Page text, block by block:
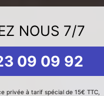
NOUS 7/7
09 09 92
privée à tarif spécial de 15€ TTC,